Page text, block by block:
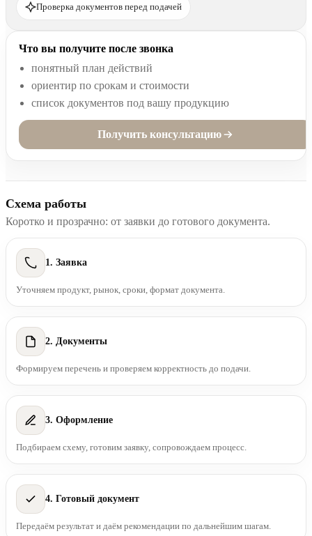
Проверка документов перед подачей
Что вы получите после звонка
понятный план действий
ориентир по срокам и стоимости
список документов под вашу продукцию
Получить консультацию
Схема работы
Коротко и прозрачно: от заявки до готового документа.
1. Заявка
Уточняем продукт, рынок, сроки, формат документа.
2. Документы
Формируем перечень и проверяем корректность до подачи.
3. Оформление
Подбираем схему, готовим заявку, сопровождаем процесс.
4. Готовый документ
Передаём результат и даём рекомендации по дальнейшим шагам.